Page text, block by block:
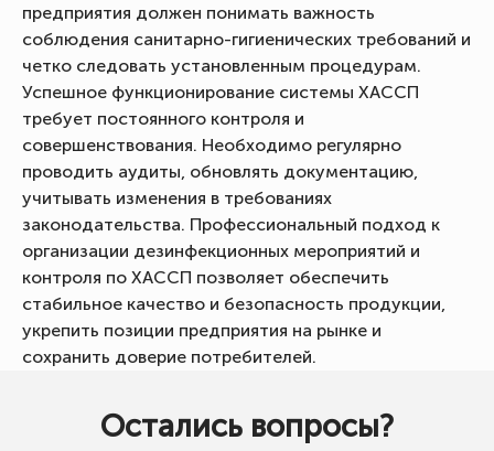
предприятия должен понимать важность
соблюдения санитарно-гигиенических требований и
четко следовать установленным процедурам.
Успешное функционирование системы ХАССП
требует постоянного контроля и
совершенствования. Необходимо регулярно
проводить аудиты, обновлять документацию,
учитывать изменения в требованиях
законодательства. Профессиональный подход к
организации дезинфекционных мероприятий и
контроля по ХАССП позволяет обеспечить
стабильное качество и безопасность продукции,
укрепить позиции предприятия на рынке и
сохранить доверие потребителей.
Остались вопросы?